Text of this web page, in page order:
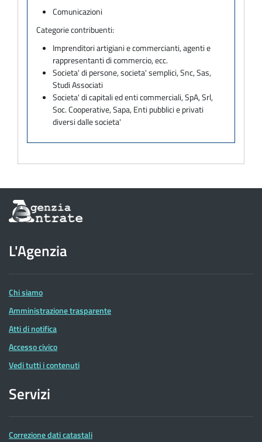
Comunicazioni
Categorie contribuenti:
Imprenditori artigiani e commercianti, agenti e
rappresentanti di commercio, ecc.
Societa' di persone, societa' semplici, Snc, Sas,
Studi Associati
Societa' di capitali ed enti commerciali, SpA, Srl,
Soc. Cooperative, Sapa, Enti pubblici e privati
diversi dalle societa'
Informazioni
sul
dell'Agenzia
delle
Entrate
L'Agenzia
Chi siamo
Amministrazione trasparente
Atti di notifica
Accesso civico
Vedi tutti i contenuti
Servizi
Correzione dati catastali